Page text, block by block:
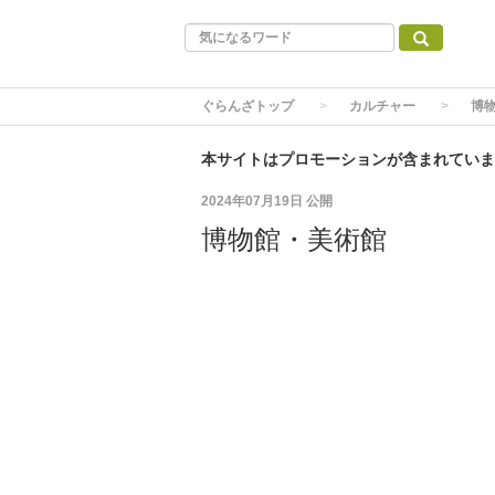
ぐらんざトップ カルチャー 博
本サイトはプロモーションが含まれてい
2024年07月19日 公開
博物館・美術館